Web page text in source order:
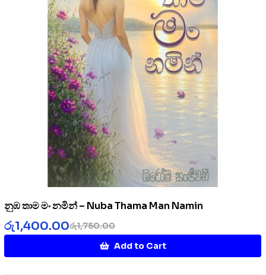
නුඹ තාම මං නමින් – Nuba Thama Man Namin
රු1,750.00
රු1,400.00
Add to Cart